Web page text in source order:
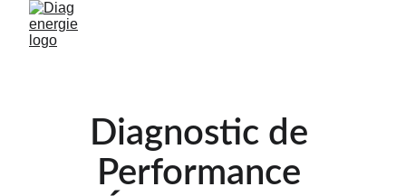
Diagnostic de
Performance